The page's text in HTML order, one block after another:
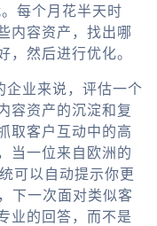
每个月花半天时
内容资产，找出哪
，然后进行优化。
企业来说，评估一个
容资产的沉淀和复
取客户互动中的高
当一位来自欧洲的
可以自动提示你更
下一次面对类似客
业的回答，而不是